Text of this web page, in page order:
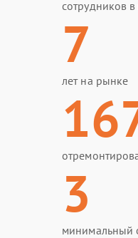
сотрудников в
7
лет на рынке
3
минимальный